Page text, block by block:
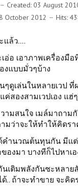
Created: 03 August
October 2012
Hits:
แล้ว....
อ่อ เอาภาพเครื่องมื
งแบบมั่วๆบ้าง
ๆดูเล่นในหลายเวป ที่
ค่สองสามเวปเอง แฮ่
ามสนใจ เมล์มาถาม
มว่าจะให้ทำให้คิดรา
คำนวณต้นทุนกัน มีแต่
องมา บางทีก็ไปหาเอ
เติมพลังกันซะหลาย
.. ถ้าจะทำขาย จะคิด